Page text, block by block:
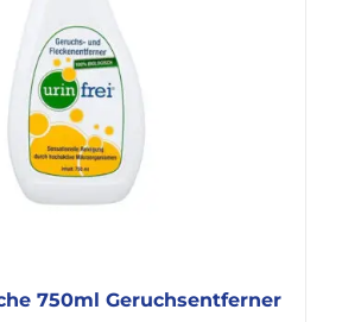
750ml Geruchsentferner